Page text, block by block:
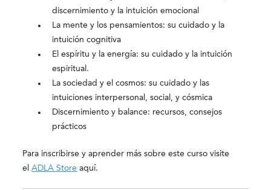
discernimiento y la intuición emocional
La mente y los pensamientos: su cuidado y la
intuición cognitiva
El espíritu y la energía: su cuidado y la intuición
espiritual.
La sociedad y el cosmos: su cuidado y las
intuiciones interpersonal, social, y cósmica
Discernimiento y balance: recursos, consejos
prácticos
Para inscribirse y aprender más sobre este curso visite
elADLA Store aquí.